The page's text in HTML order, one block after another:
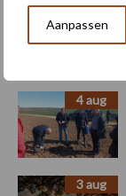
Aanpassen
4 aug
3 aug